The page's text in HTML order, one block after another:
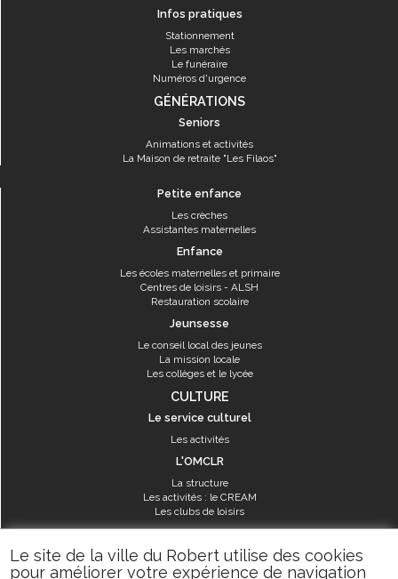
Le site de la ville du Robert utilise des cookies
pour améliorer votre expérience de navigation
Infos pratiques
Stationnement
Les marchés
Le funéraire
Numéros d'urgence
GÉNÉRATIONS
Seniors
Animations et activités
La Maison de retraite "Les Filaos"
Petite enfance
Les crèches
Assistantes maternelles
Enfance
Les écoles maternelles et primaire
Centres de loisirs - ALSH
Restauration scolaire
Jeunsesse
Le conseil local des jeunes
La mission locale
Les collèges et le lycée
CULTURE
Le service culturel
Les activités
L'OMCLR
La structure
Les activités : le CREAM
Les clubs de loisirs
SPORT
Les équipements sportifs